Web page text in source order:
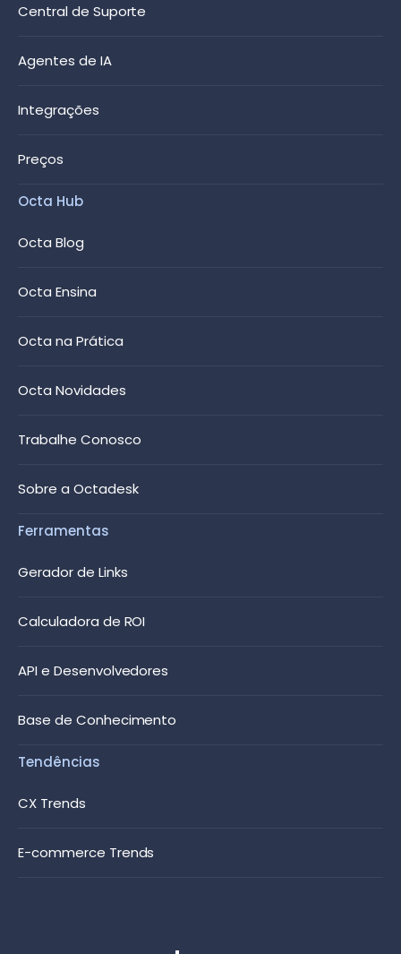
Central de Suporte
Agentes de IA
Integrações
Preços
Octa Hub
Octa Blog
Octa Ensina
Octa na Prática
Octa Novidades
Trabalhe Conosco
Sobre a Octadesk
Ferramentas
Gerador de Links
Calculadora de ROI
API e Desenvolvedores
Base de Conhecimento
Tendências
CX Trends
E-commerce Trends